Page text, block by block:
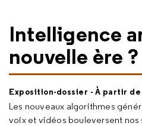
Intelligence
nouvelle ère ?
Exposition-dossier - À partir de
Les nouveaux algorithmes
voix et vidéos bouleversent